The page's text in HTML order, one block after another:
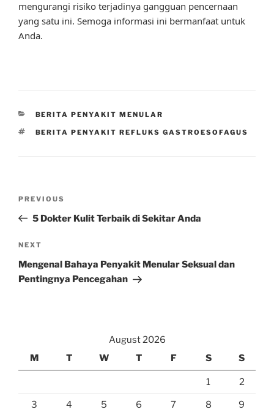
mengurangi risiko terjadinya gangguan pencernaan
yang satu ini. Semoga informasi ini bermanfaat untuk
Anda.
CATEGORIES
BERITA PENYAKIT MENULAR
TAGS
BERITA PENYAKIT REFLUKS GASTROESOFAGUS
Previous
Post
PREVIOUS
5 Dokter Kulit Terbaik di Sekitar Anda
Next
Post
NEXT
Mengenal Bahaya Penyakit Menular Seksual dan
Pentingnya Pencegahan
August 2026
M
T W T F S S
1 2
3 4 5 6 7 8 9